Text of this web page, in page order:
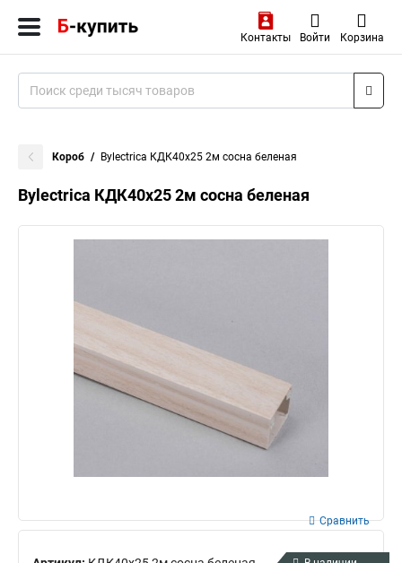
Контакты Войти Корзина
Короб Bylectrica КДК40х25 2м сосна беленая
Bylectrica КДК40х25 2м сосна беленая
Сравнить